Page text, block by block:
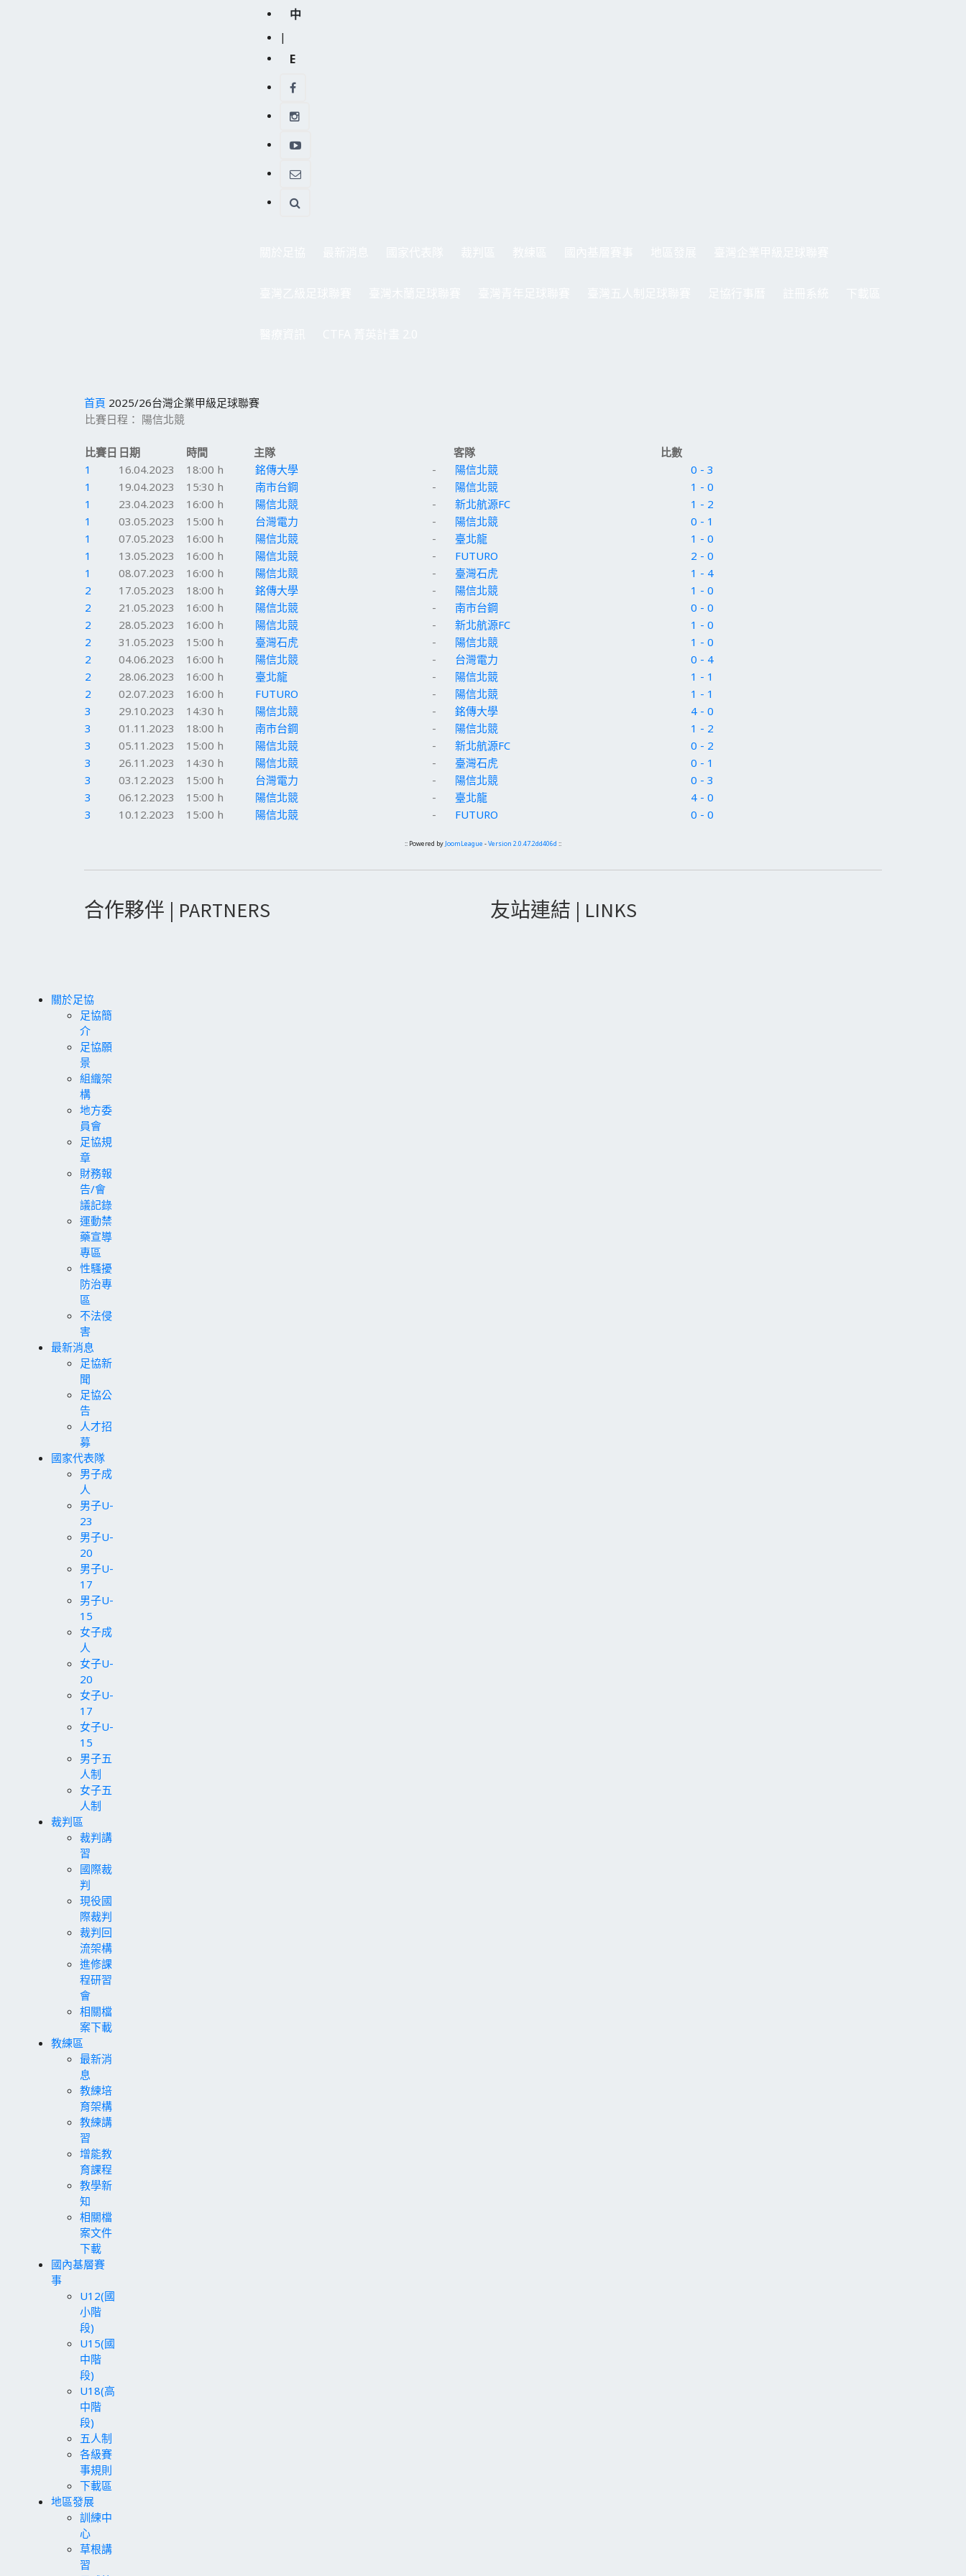
中
|
E
首頁 2025/26台灣企業甲級足球聯賽
比賽日程： 陽信北競
比賽日 日期 時間 主隊 客隊
比數
1
16.04.2023 18:00 h 銘傳大學 - 陽信北競
0 - 3
1
19.04.2023 15:30 h 南市台鋼 - 陽信北競
1 - 0
1
23.04.2023 16:00 h 陽信北競 - 新北航源FC
1 - 2
1
03.05.2023 15:00 h 台灣電力 - 陽信北競
0 - 1
1
07.05.2023 16:00 h 陽信北競 - 臺北龍
1 - 0
1
13.05.2023 16:00 h 陽信北競 - FUTURO
2 - 0
1
08.07.2023 16:00 h 陽信北競 - 臺灣石虎
1 - 4
2
17.05.2023 18:00 h 銘傳大學 - 陽信北競
1 - 0
2
21.05.2023 16:00 h 陽信北競 - 南市台鋼
0 - 0
2
28.05.2023 16:00 h 陽信北競 - 新北航源FC
1 - 0
2
31.05.2023 15:00 h 臺灣石虎 - 陽信北競
1 - 0
2
04.06.2023 16:00 h 陽信北競 - 台灣電力
0 - 4
2
28.06.2023 16:00 h 臺北龍 - 陽信北競
1 - 1
2
02.07.2023 16:00 h FUTURO - 陽信北競
1 - 1
3
29.10.2023 14:30 h 陽信北競 - 銘傳大學
4 - 0
3
01.11.2023 18:00 h 南市台鋼 - 陽信北競
1 - 2
3
05.11.2023 15:00 h 陽信北競 - 新北航源FC
0 - 2
3
26.11.2023 14:30 h 陽信北競 - 臺灣石虎
0 - 1
3
03.12.2023 15:00 h 台灣電力 - 陽信北競
0 - 3
3
06.12.2023 15:00 h 陽信北競 - 臺北龍
4 - 0
3
10.12.2023 15:00 h 陽信北競 - FUTURO 0 - 0
:: Powered by JoomLeague -Version 2.0.47.2dd406d ::
合作夥伴 | PARTNERS 友站連結 | LINKS
關於足協
足協簡
介
足協願
景
組織架
構
地方委
員會
足協規
章
財務報
告/會
議記錄
運動禁
藥宣導
專區
性騷擾
防治專
區
不法侵
害
最新消息
足協新
聞
足協公
告
人才招
募
國家代表隊
男子成
人
男子U-
23
男子U-
20
男子U-
17
男子U-
15
女子成
人
女子U-
20
女子U-
17
女子U-
15
男子五
人制
女子五
人制
裁判區
裁判講
習
國際裁
判
現役國
際裁判
裁判回
流架構
進修課
程研習
會
相關檔
案下載
教練區
最新消
息
教練培
育架構
教練講
習
增能教
育課程
教學新
知
相關檔
案文件
下載
國內基層賽
事
U12(國
小階
段)
U15(國
中階
段)
U18(高
中階
段)
五人制
各級賽
事規則
下載區
地區發展
訓練中
心
草根講
習